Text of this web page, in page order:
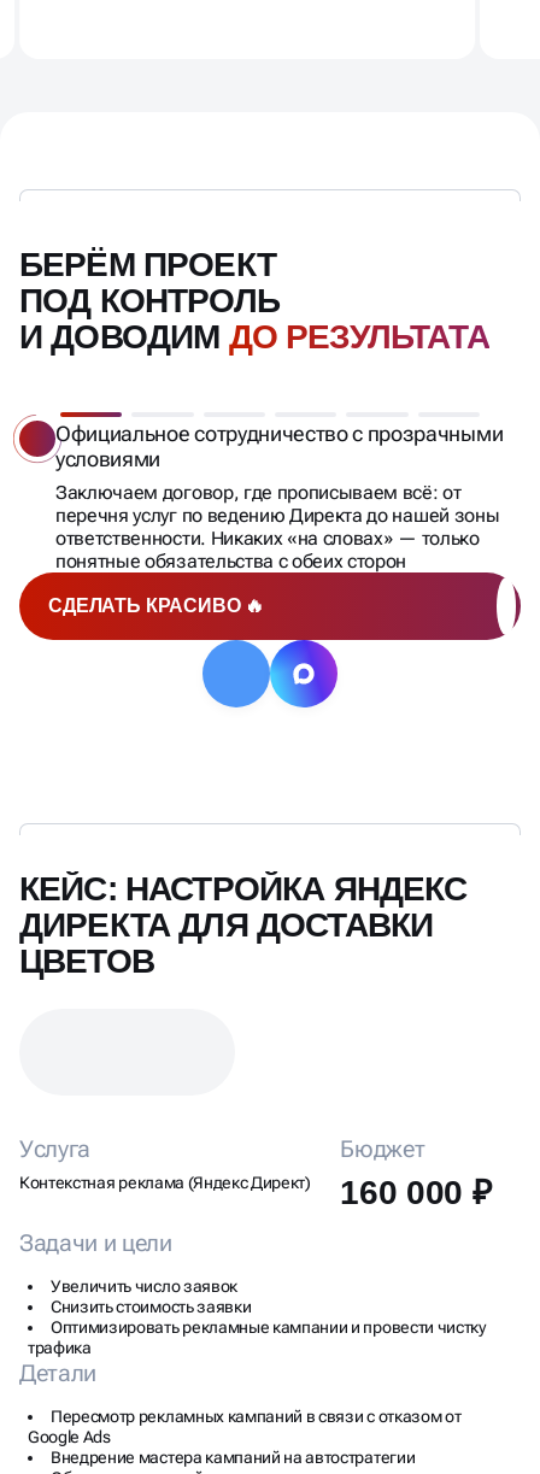
БЕРЁМ ПРОЕКТ
ПОД КОНТРОЛЬ
И ДОВОДИМ ДО РЕЗУЛЬТАТА
СДЕЛАТЬ КРАСИВО 🔥
Официальное сотрудничество с прозрачными
условиями
Заключаем договор, где прописываем всё: от
перечня услуг по ведению Директа до нашей зоны
ответственности. Никаких «на словах» — только
понятные обязательства с обеих сторон
КЕЙС: НАСТРОЙКА ЯНДЕКС
ДИРЕКТА ДЛЯ ДОСТАВКИ
ЦВЕТОВ
Услуга
Контекстная реклама (Яндекс Директ)
Бюджет
160 000 ₽
Задачи и цели
Увеличить число заявок
Снизить стоимость заявки
Оптимизировать рекламные кампании и провести чистку
трафика
Детали
Пересмотр рекламных кампаний в связи с отказом от
Google Ads
Внедрение мастера кампаний на автостратегии